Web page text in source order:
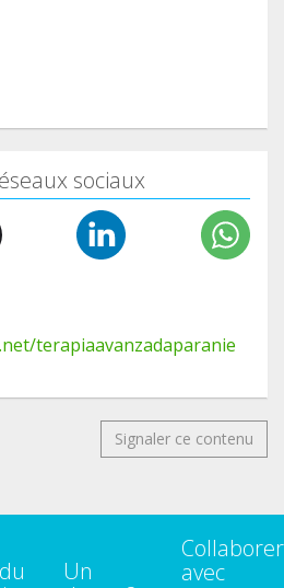
sociaux
terapiaavanzadaparanie
Signaler ce contenu
Un
Collaborer
avec